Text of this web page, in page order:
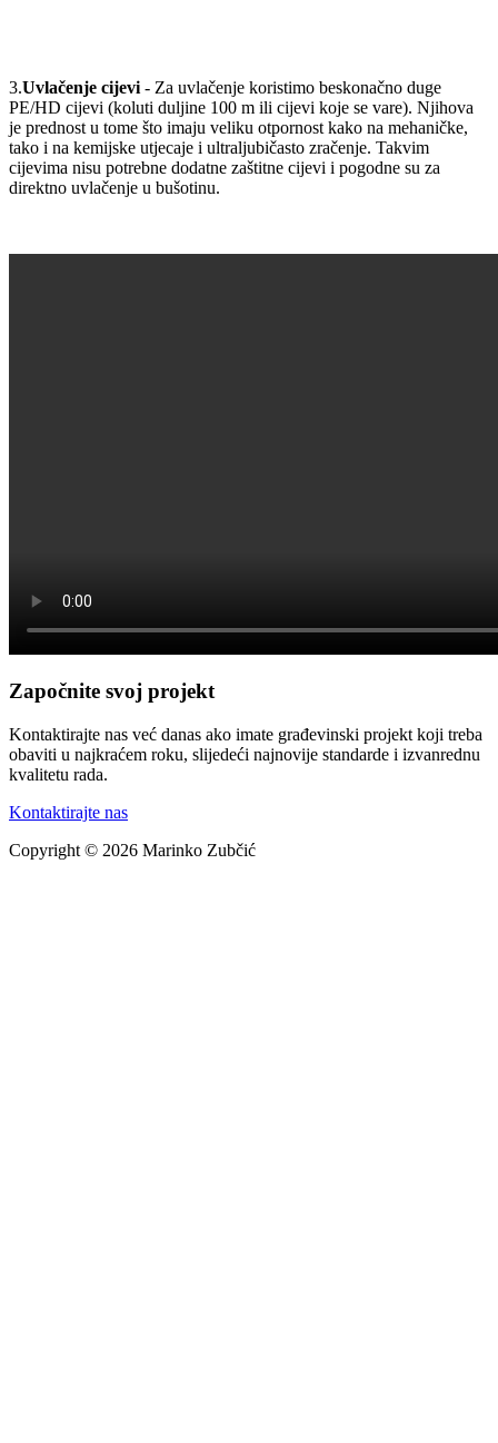
3.Uvlačenje cijevi - Za uvlačenje koristimo beskonačno duge
PE/HD cijevi (koluti duljine 100 m ili cijevi koje se vare). Njihova
je prednost u tome što imaju veliku otpornost kako na mehaničke,
tako i na kemijske utjecaje i ultraljubičasto zračenje. Takvim
cijevima nisu potrebne dodatne zaštitne cijevi i pogodne su za
direktno uvlačenje u bušotinu.
Započnite svoj projekt
Kontaktirajte nas već danas ako imate građevinski projekt koji treba
obaviti u najkraćem roku, slijedeći najnovije standarde i izvanrednu
kvalitetu rada.
Kontaktirajte nas
Copyright © 2026 Marinko Zubčić